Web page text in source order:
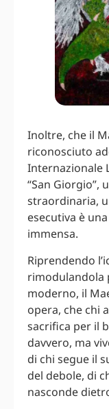
Inoltre, che il
riconosciuto
Internazionale
“San Giorgio”,
straordinaria,
esecutiva è
immensa.
Riprendendo
rimodulandola
moderno, il
opera, che chi
sacrifica per il
davvero, ma
di chi segue il
del debole, di
nasconde